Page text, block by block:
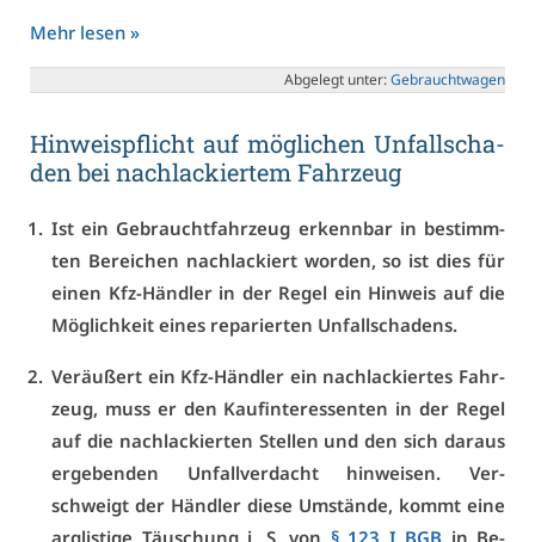
Mehr le­sen »
Ab­ge­legt un­ter:Ge­braucht­wa­gen
Hin­weis­pflicht auf mög­li­chen Un­fall­scha­
den bei nachla­ckier­tem Fahr­zeug
Ist ein Ge­braucht­fahr­zeug er­kenn­bar in be­stimm­
ten Be­rei­chen nachla­ckiert wor­den, so ist dies für
ei­nen Kfz-Händ­ler in der Re­gel ein Hin­weis auf die
Mög­lich­keit ei­nes re­pa­rier­ten Un­fall­scha­dens.
Ver­äu­ßert ein Kfz-Händ­ler ein nachla­ckier­tes Fahr­
zeug, muss er den Kauf­in­ter­es­sen­ten in der Re­gel
auf die nachla­ckier­ten Stel­len und den sich dar­aus
er­ge­ben­den Un­fall­ver­dacht hin­wei­sen. Ver­
schweigt der Händ­ler die­se Um­stän­de, kommt ei­ne